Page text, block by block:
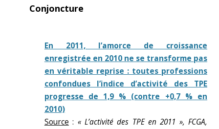
Conjoncture
En 2011, l’amorce de croissance
enregistrée en 2010 ne se transforme pas
en véritable reprise : toutes professions
confondues l’indice d’activité des TPE
progresse de 1,9 % (contre +0,7 % en
2010)
Source : « L’activité des TPE en 2011 », FCGA,